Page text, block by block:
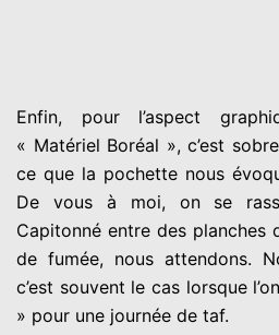
Enfin, pour l’aspect
« Matériel Boréal », c’est
ce que la pochette nous
De vous à moi, on se
Capitonné entre des planches
de fumée, nous attendons.
c’est souvent le cas lorsque
» pour une journée de taf.